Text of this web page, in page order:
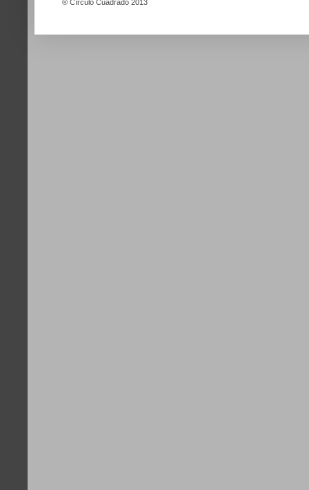
® Círculo Cuadrado 2013